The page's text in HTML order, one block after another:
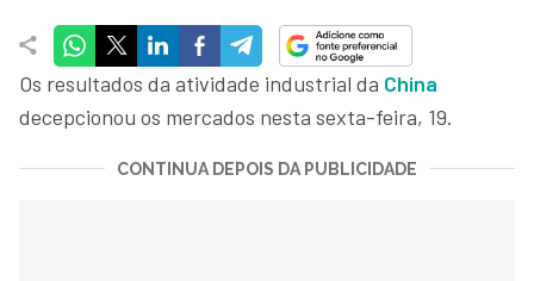
Os resultados da atividade industrial da China
decepcionou os mercados nesta sexta-feira, 19.
CONTINUA DEPOIS DA PUBLICIDADE